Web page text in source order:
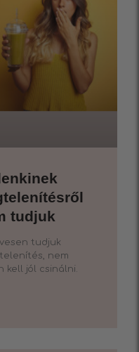
tudjuk
tudjuk
nem
kell jól csinálni.